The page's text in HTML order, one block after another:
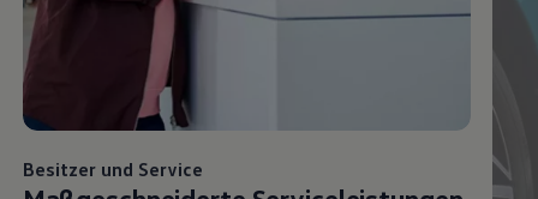
Besitzer und Service